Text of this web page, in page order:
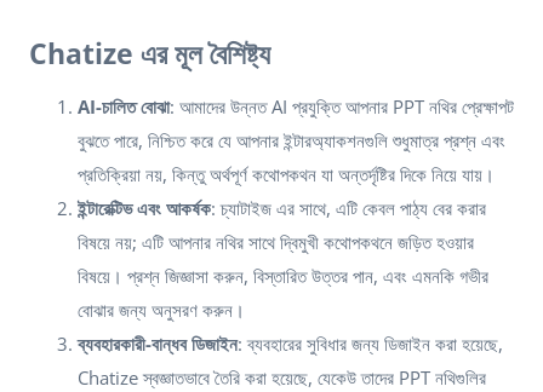
Chatize এর মূল বৈশিষ্ট্য
AI-চালিত বোঝা: আমাদের উন্নত AI প্রযুক্তি আপনার PPT নথির প্রেক্ষাপট
বুঝতে পারে, নিশ্চিত করে যে আপনার ইন্টারঅ্যাকশনগুলি শুধুমাত্র প্রশ্ন এবং
প্রতিক্রিয়া নয়, কিন্তু অর্থপূর্ণ কথোপকথন যা অন্তর্দৃষ্টির দিকে নিয়ে যায়।
ইন্টারেক্টিভ এবং আকর্ষক: চ্যাটাইজ এর সাথে, এটি কেবল পাঠ্য বের করার
বিষয়ে নয়; এটি আপনার নথির সাথে দ্বিমুখী কথোপকথনে জড়িত হওয়ার
বিষয়ে। প্রশ্ন জিজ্ঞাসা করুন, বিস্তারিত উত্তর পান, এবং এমনকি গভীর
বোঝার জন্য অনুসরণ করুন।
ব্যবহারকারী-বান্ধব ডিজাইন: ব্যবহারের সুবিধার জন্য ডিজাইন করা হয়েছে,
Chatize স্বজ্ঞাতভাবে তৈরি করা হয়েছে, যেকেউ তাদের PPT নথিগুলির